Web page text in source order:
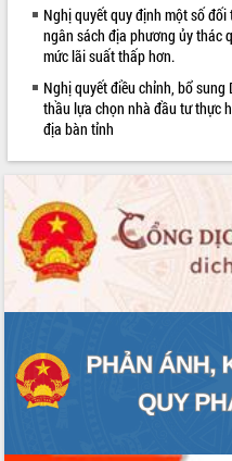
Bàn giải pháp tháo gỡ khó khăn trong
xuất khẩu sầu riêng và triển khai quy
định EUDR
Thứ trưởng Bộ Nông nghiệp và Môi
trường Nguyễn Hoàng Hiệp khảo sát
vùng trồng và doanh nghiệp đóng gói
Trình diễn nghệ thuật chế biến các
món ăn từ sầu riêng
Đắk Lắk công bố Quy hoạch và xúc
tiến đầu tư tỉnh
Ngành cá ngừ Đắk Lắk chủ động thích
ứng để giữ vững thị trường xuất khẩu
phá cơ chế - Hợp tác công tư
Đề án 06 tạo bước ngoặt đột phá trong
cải cách hành chính tỉnh Đắk Lắk
LIÊN KẾT WEB
Nghị quyết quy định một số
ngân sách địa phương ủy thác
mức lãi suất thấp hơn.
Nghị quyết điều chỉnh, bổ
thầu lựa chọn nhà đầu tư thực
địa bàn tỉnh